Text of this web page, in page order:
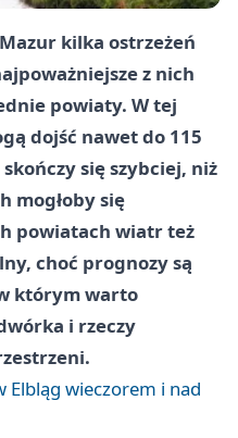
kilka ostrzeżeń
z nich
powiaty. W tej
dojść nawet do 115
się szybciej, niż
mogłoby się
powiatach wiatr też
choć prognozy są
którym warto
i rzeczy
Elbląg wieczorem i nad